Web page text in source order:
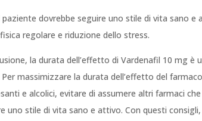
paziente dovrebbe seguire uno stile di vita sano
regolare e riduzione dello stress.
la durata dell’effetto di Vardenafil 10 mg
massimizzare la durata dell’effetto del
e alcolici, evitare di assumere altri farmaci
uno stile di vita sano e attivo. Con questi